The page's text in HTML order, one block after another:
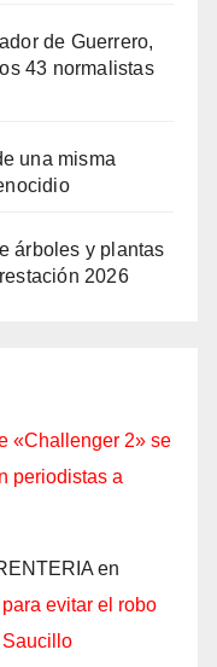
de Guerrero,
43 normalistas
una misma
árboles y plantas
2026
«Challenger 2» se
periodistas a
en
evitar el robo